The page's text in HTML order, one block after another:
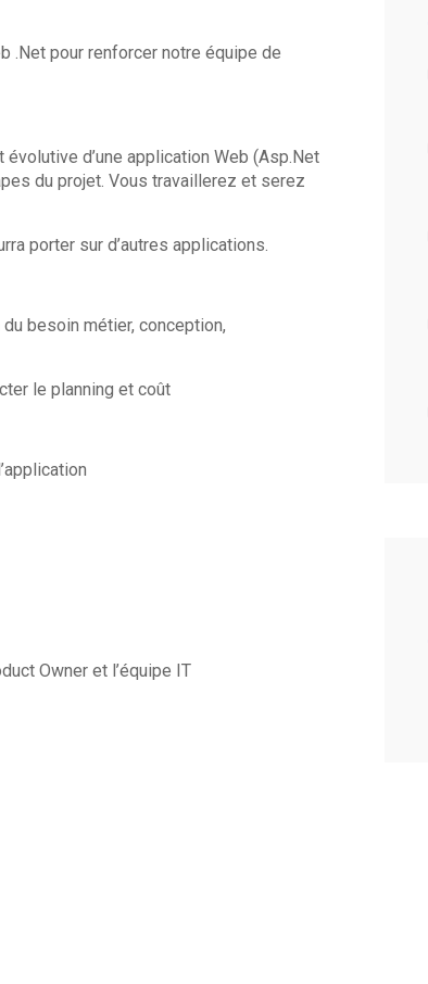
.Net pour renforcer notre équipe de
d’une application Web (Asp.Net
du projet. Vous travaillerez et serez
porter sur d’autres applications.
besoin métier, conception,
le planning et coût
Owner et l’équipe IT